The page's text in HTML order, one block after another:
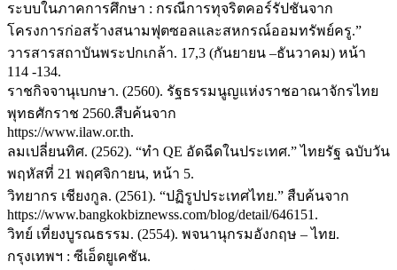
ระบบในภาคการศึกษา : กรณีการทุจริตคอร์รัปชันจาก
โครงการก่อสร้างสนามฟุตซอลและสหกรณ์ออมทรัพย์ครู.”
วารสารสถาบันพระปกเกล้า. 17,3 (กันยายน –ธันวาคม) หน้า
114 -134.
ราชกิจจานุเบกษา. (2560). รัฐธรรมนูญแห่งราชอาณาจักรไทย
พุทธศักราช 2560.สืบค้นจาก
https://www.ilaw.or.th.
ลมเปลี่ยนทิศ. (2562). “ทำ QE อัดฉีดในประเทศ.” ไทยรัฐ ฉบับวัน
พฤหัสที่ 21 พฤศจิกายน, หน้า 5.
วิทยากร เชียงกูล. (2561). “ปฏิรูปประเทศไทย.” สืบค้นจาก
https://www.bangkokbiznewss.com/blog/detail/646151.
วิทย์ เที่ยงบูรณธรรม. (2554). พจนานุกรมอังกฤษ – ไทย.
กรุงเทพฯ : ซีเอ็ดยูเคชัน.